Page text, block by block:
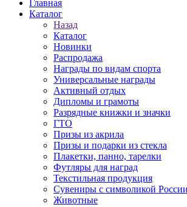
Главная
Каталог
Назад
Каталог
Новинки
Распродажа
Награды по видам спорта
Универсальные награды
Активный отдых
Дипломы и грамоты
Разрядные книжки и значки
ГТО
Призы из акрила
Призы и подарки из стекла
Плакетки, панно, тарелки
Футляры для наград
Текстильная продукция
Сувениры с символикой
Животные